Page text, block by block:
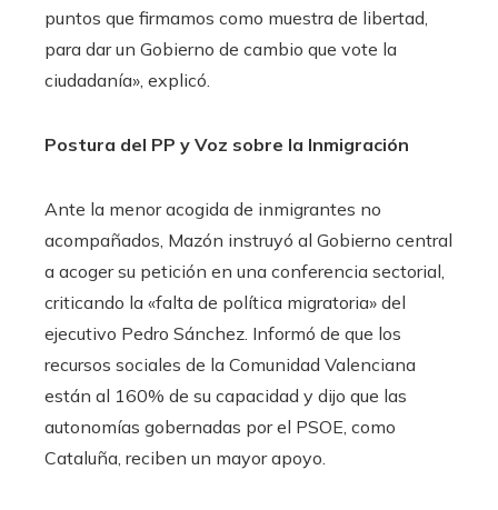
puntos que firmamos como muestra de libertad,
para dar un Gobierno de cambio que vote la
ciudadanía», explicó.
Postura del PP y Voz sobre la Inmigración
Ante la menor acogida de inmigrantes no
acompañados, Mazón instruyó al Gobierno central
a acoger su petición en una conferencia sectorial,
criticando la «falta de política migratoria» del
ejecutivo Pedro Sánchez. Informó de que los
recursos sociales de la Comunidad Valenciana
están al 160% de su capacidad y dijo que las
autonomías gobernadas por el PSOE, como
Cataluña, reciben un mayor apoyo.